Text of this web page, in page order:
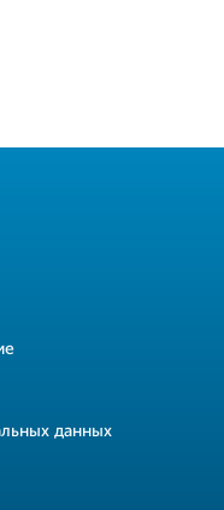
данных